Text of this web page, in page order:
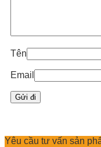
Tên
Email
Yêu cầu tư vấn sản